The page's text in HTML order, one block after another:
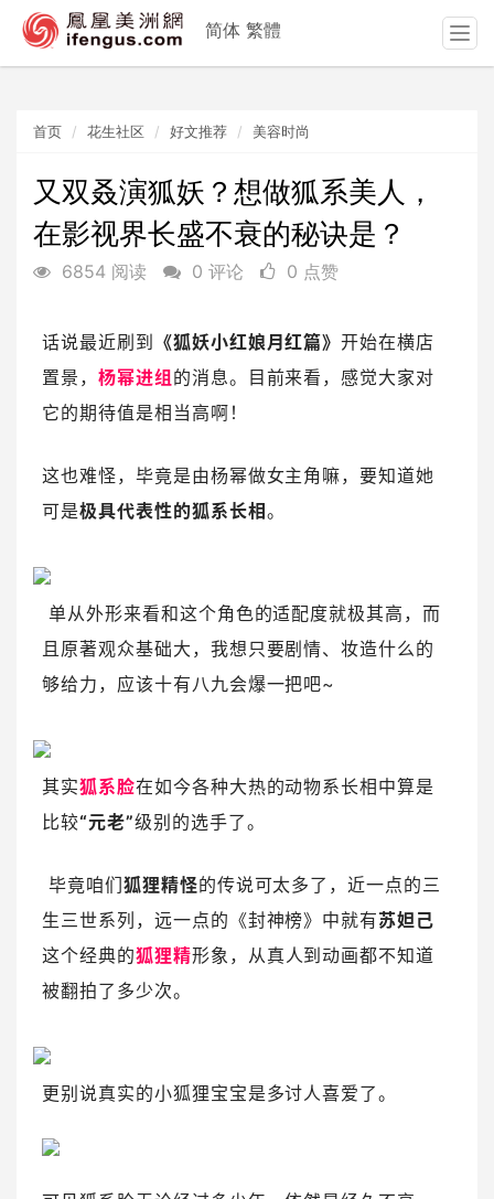
首页 花生社区 好文推荐 美容时尚
又双叒演狐妖？想做狐系美人，
在影视界长盛不衰的秘诀是？
6854 阅读 0 评论 0 点赞
话说最近刷到 《狐妖小红娘月红篇》开始在横店
置景， 杨幂进组 的消息。目前来看，感觉大家对
它的期待值是相当高啊！
这也难怪，毕竟是由杨幂做女主角嘛，要知道她
可是极具代表性的狐系长相 。
单从外形来看和这个角色的适配度就极其高，而
且原著观众基础大，我想只要剧情、妆造什么的
够给力，应该十有八九会爆一把吧~
其实狐系脸在如今各种大热的动物系长相中算是
比较“元老”级别的选手了。
毕竟咱们狐狸精怪的传说可太多了，近一点的三
生三世系列，远一点的《封神榜》中就有苏妲己
这个经典的狐狸精形象，从真人到动画都不知道
被翻拍了多少次。
更别说真实的小狐狸宝宝是多讨人喜爱了。
简体 繁體
T
o